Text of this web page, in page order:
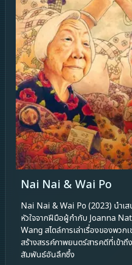
Nai Nai & Wai Po
Nai Nai & Wai Po (2023) นำเส
หัวใจจากฝีมือผู้กำกับ Joanna
Wang สไตล์การเล่าเรื่องของพวกเ
สร้างสรรค์ภาพยนตร์สารคดีที่เข้า
สัมพันธ์อันลึกซึ้ง